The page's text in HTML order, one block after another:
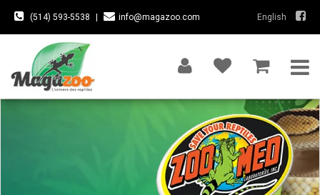
(514) 593-5538 info@magazoo.com English